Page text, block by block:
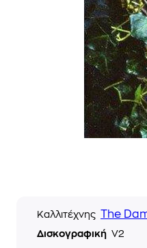
Καλλιτέχνης The
Δισκογραφική V2